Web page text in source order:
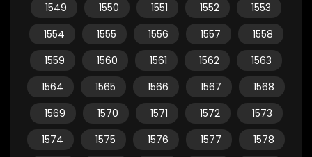
1549
1550 1551 1552
1553
1554
1555 1556 1557
1558
1559
1560 1561 1562
1563
1564
1565 1566 1567
1568
1569
1570 1571 1572
1573
1574
1575 1576 1577
1578